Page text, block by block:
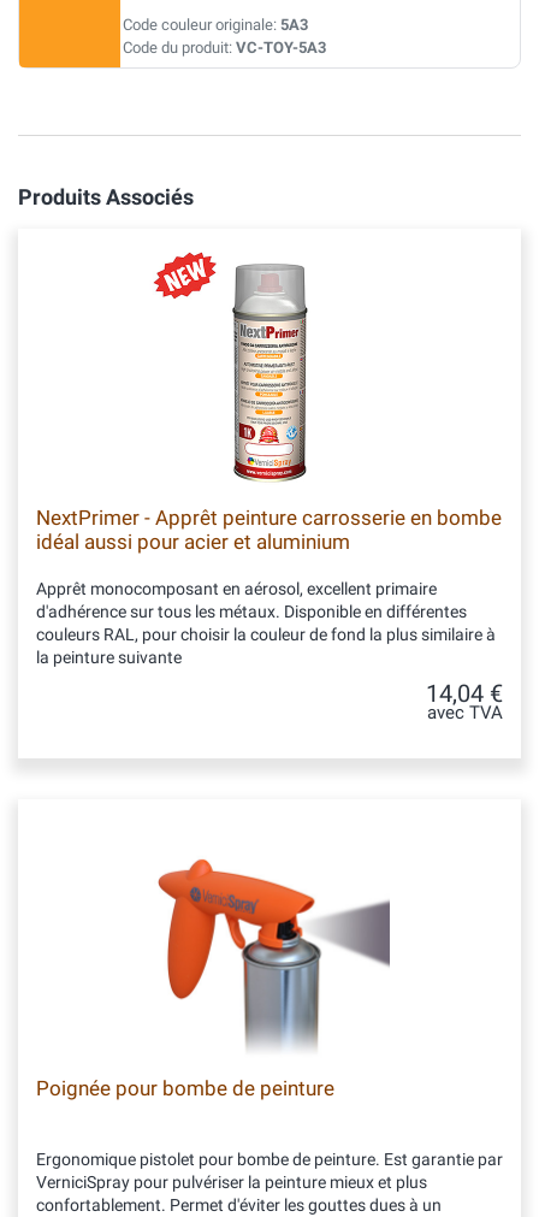
Code couleur originale: 5A3
Code du produit: VC-TOY-5A3
Produits Associés
NextPrimer - Apprêt peinture carrosserie en bombe
idéal aussi pour acier et aluminium
Apprêt monocomposant en aérosol, excellent primaire
d'adhérence sur tous les métaux. Disponible en différentes
couleurs RAL, pour choisir la couleur de fond la plus similaire à
la peinture suivante
14,04 €
avec TVA
Poignée pour bombe de peinture
Ergonomique pistolet pour bombe de peinture. Est garantie par
VerniciSpray pour pulvériser la peinture mieux et plus
confortablement. Permet d'éviter les gouttes dues à un